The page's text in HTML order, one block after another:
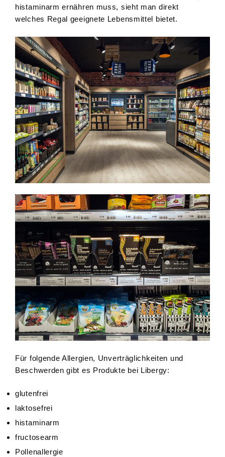
histaminarm ernähren muss, sieht man direkt
welches Regal geeignete Lebensmittel bietet.
Für folgende Allergien, Unverträglichkeiten und
Beschwerden gibt es Produkte bei Libergy:
glutenfrei
laktosefrei
histaminarm
fructosearm
Pollenallergie